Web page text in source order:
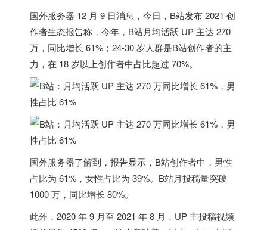
国外服务器 12 月 9 日消息，今日，B站发布 2021 创
作者生态报告称，今年，B站月均活跃 UP 主达 270
万，同比增长 61%；24-30 岁人群是B站创作者的主
力，在 18 岁以上创作者中占比超过 70%。
国外服务器了解到，报告显示，B站创作者中，男性
占比为 61%，女性占比为 39%。B站月投稿量突破
1000 万，同比增长 80%。
此外，2020 年 9 月至 2021 年 8 月，UP 主投稿视频